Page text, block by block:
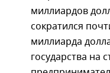
миллиардов
сократился
миллиарда
государства на